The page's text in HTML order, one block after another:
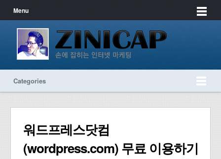
Menu
Categories
워드프레스닷컴
(wordpress.com) 무료 이용하기